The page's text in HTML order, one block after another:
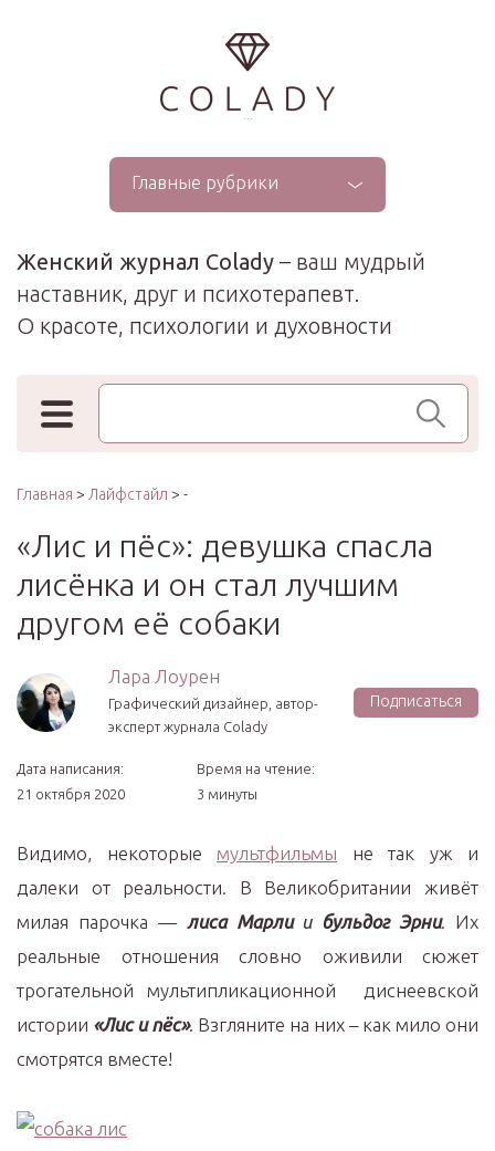
...
Главные рубрики
Женский журнал Colady – ваш мудрый
наставник, друг и психотерапевт.
О красоте, психологии и духовности
Поиск по сайту
Главная > Лайфстайл > -
«Лис и пёс»: девушка спасла
лисёнка и он стал лучшим
другом её собаки
Лара Лоурен
Графический дизайнер, автор-
эксперт журнала Colady
Подписаться
Дата написания:
21 октября 2020
Время на чтение:
3 минуты
Видимо, некоторые мультфильмы не так уж и
далеки от реальности. В Великобритании живёт
милая парочка — лиса Марлиибульдог Эрни. Их
реальные отношения словно оживили сюжет
трогательной мультипликационной диснеевской
истории «Лис и пёс». Взгляните на них – как мило они
смотрятся вместе!